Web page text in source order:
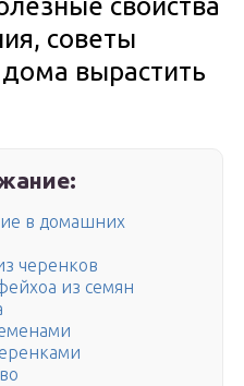
свойства
советы
вырастить
в домашних
черенков
из семян